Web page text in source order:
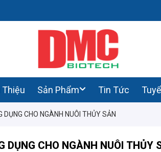
Thiệu Sản Phẩm Tin Tức
CHO NGÀNH NUÔI THỦY SẢN
DỤNG CHO NGÀNH NUÔI THỦY